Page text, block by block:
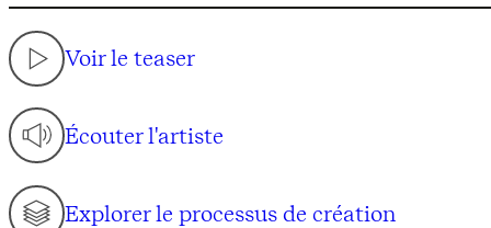
Voir le teaser
Écouter l'artiste
Explorer le processus de création